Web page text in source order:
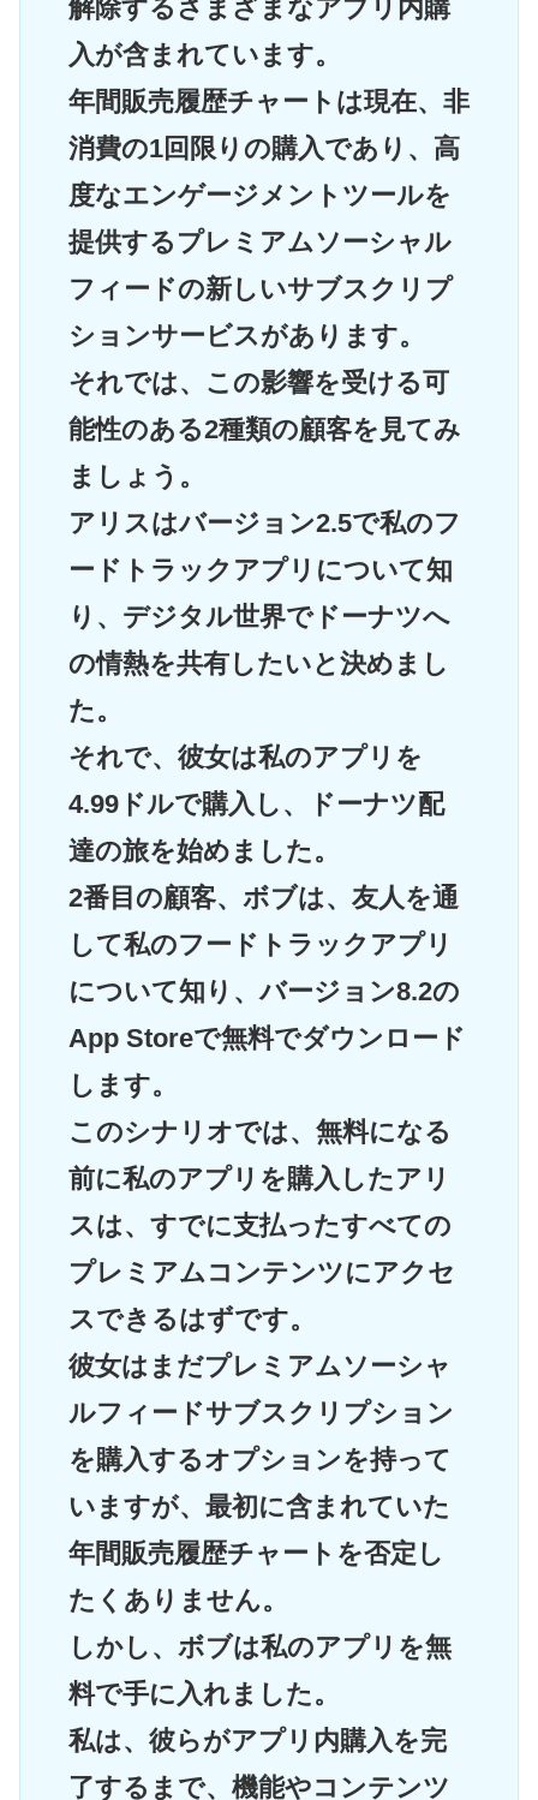
解除するさまざまなアプリ内購
入が含まれています。
年間販売履歴チャートは現在、非
消費の1回限りの購入であり、高
度なエンゲージメントツールを
提供するプレミアムソーシャル
フィードの新しいサブスクリプ
ションサービスがあります。
それでは、この影響を受ける可
能性のある2種類の顧客を見てみ
ましょう。
アリスはバージョン2.5で私のフ
ードトラックアプリについて知
り、デジタル世界でドーナツへ
の情熱を共有したいと決めまし
た。
それで、彼女は私のアプリを
4.99ドルで購入し、ドーナツ配
達の旅を始めました。
2番目の顧客、ボブは、友人を通
して私のフードトラックアプリ
について知り、バージョン8.2の
App Storeで無料でダウンロード
します。
このシナリオでは、無料になる
前に私のアプリを購入したアリ
スは、すでに支払ったすべての
プレミアムコンテンツにアクセ
スできるはずです。
彼女はまだプレミアムソーシャ
ルフィードサブスクリプション
を購入するオプションを持って
いますが、最初に含まれていた
年間販売履歴チャートを否定し
たくありません。
しかし、ボブは私のアプリを無
料で手に入れました。
私は、彼らがアプリ内購入を完
了するまで、機能やコンテンツ